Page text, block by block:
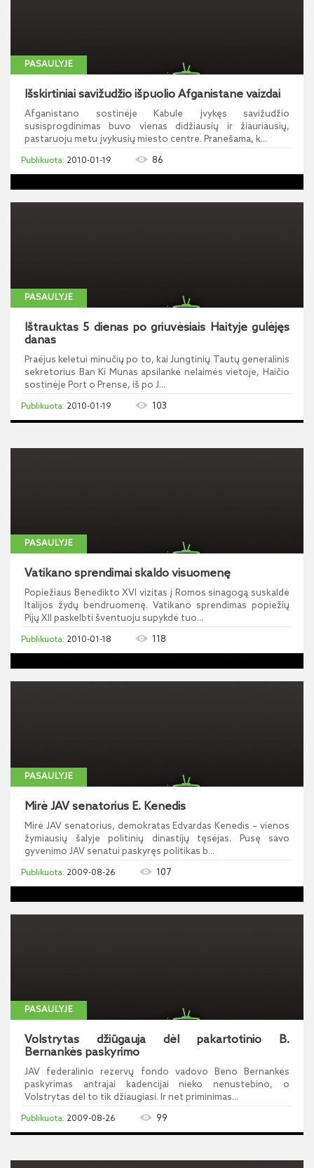
PASAULYJE
Išskirtiniai savižudžio išpuolio Afganistane vaizdai
Afganistano sostinėje Kabule įvykęs savižudžio
susisprogdinimas buvo vienas didžiausių ir žiauriausių,
pastaruoju metu įvykusių miesto centre. Pranešama, k...
2010-01-19 86
PASAULYJE
Ištrauktas 5 dienas po griuvėsiais Haityje gulėjęs
danas
Praėjus keletui minučių po to, kai Jungtinių Tautų generalinis
sekretorius Ban Ki Munas apsilankė nelaimės vietoje, Haičio
sostinėje Port o Prense, iš po J...
2010-01-19 103
PASAULYJE
Vatikano sprendimai skaldo visuomenę
Popiežiaus Benedikto XVI vizitas į Romos sinagogą suskaldė
Italijos žydų bendruomenę. Vatikano sprendimas popiežių
Pijų XII paskelbti šventuoju supykdė tuo...
2010-01-18 118
PASAULYJE
Mirė JAV senatorius E. Kenedis
Mirė JAV senatorius, demokratas Edvardas Kenedis – vienos
žymiausių šalyje politinių dinastijų tęsėjas. Pusę savo
gyvenimo JAV senatui paskyręs politikas b...
2009-08-26 107
PASAULYJE
Volstrytas džiūgauja dėl pakartotinio B.
Bernankės paskyrimo
JAV federalinio rezervų fondo vadovo Beno Bernankės
paskyrimas antrajai kadencijai nieko nenustebino, o
Volstrytas dėl to tik džiaugiasi. Ir net priminimas...
2009-08-26 99